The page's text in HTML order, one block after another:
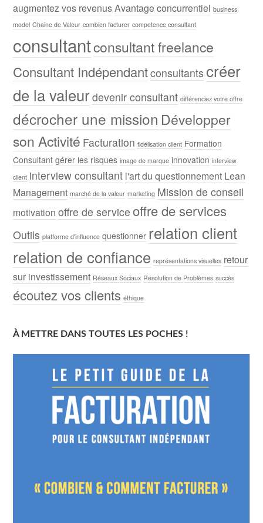
augmentez vos revenusAvantage concurrentiel business
model Chaine de Valeur combien facturer competence consultant
consultantconsultant freelance
Consultant Indépendantconsultants créer
de la valeurdevenir consultant différenciez votre offre
décrocher une mission Développer
son Activité Facturation fidélisation client Formation
Consultant gérer les risques image de marque innovation interview
client interview consultant l'art du questionnement Lean
Management marché de la valeur marketing Mission de conseil
motivation offre de service offre de services
Outils platforme d'influence questionner relation client
relation de confiance représentations visuelles retour
sur investissement Réseaux Sociaux Résolution de Problèmes succès
écoutez vos clients éthique
À METTRE DANS TOUTES LES POCHES !